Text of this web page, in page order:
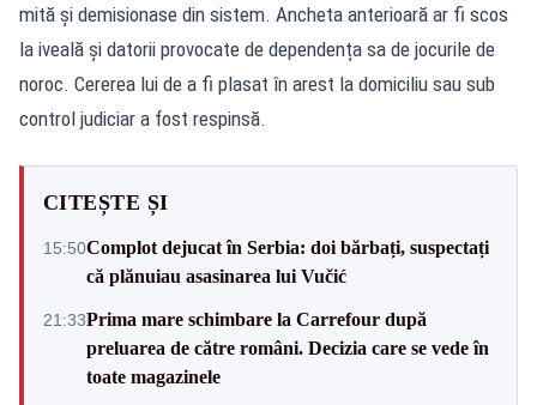
mită și demisionase din sistem. Ancheta anterioară ar fi scos
la iveală și datorii provocate de dependența sa de jocurile de
noroc. Cererea lui de a fi plasat în arest la domiciliu sau sub
control judiciar a fost respinsă.
CITEȘTE ȘI
15:50Complot dejucat în Serbia: doi bărbați, suspectați
că plănuiau asasinarea lui Vučić
21:33Prima mare schimbare la Carrefour după
preluarea de către români. Decizia care se vede în
toate magazinele